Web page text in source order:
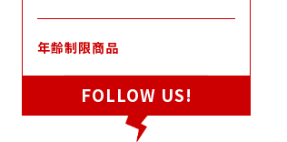
年齢制限商品
FOLLOW US!